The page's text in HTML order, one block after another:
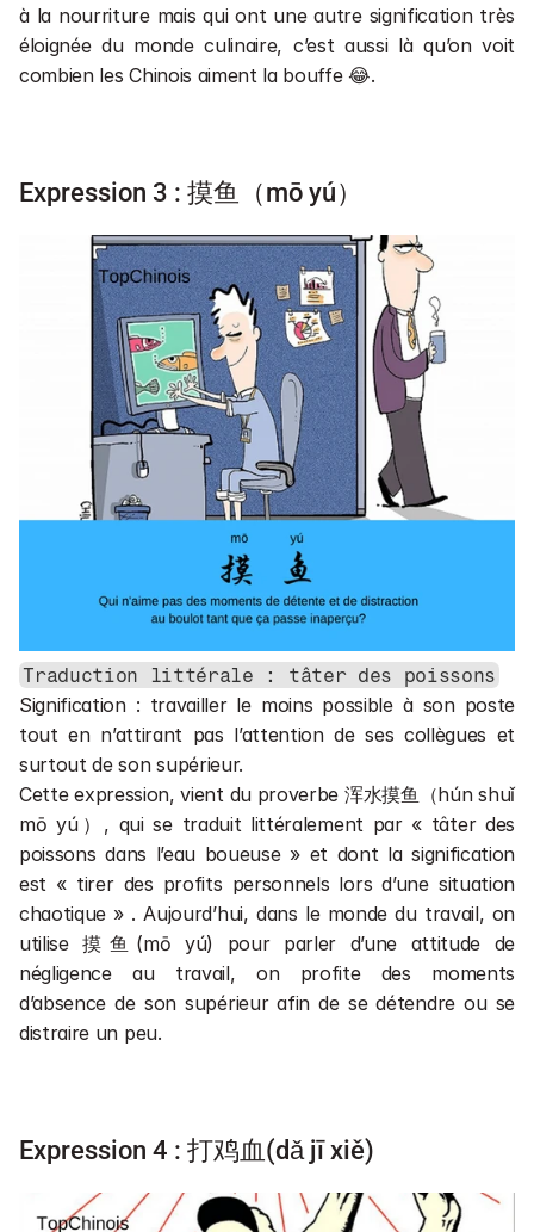
à la nourriture mais qui ont une autre signification très
éloignée du monde culinaire, c’est aussi là qu’on voit
combien les Chinois aiment la bouffe 😂.
Expression 3 : 摸鱼（mō yú）
Traduction littérale : tâter des poissons
Signification : travailler le moins possible à son poste
tout en n’attirant pas l’attention de ses collègues et
surtout de son supérieur.
Cette expression, vient du proverbe 浑水摸鱼（hún shuǐ
mō yú）, qui se traduit littéralement par « tâter des
poissons dans l’eau boueuse » et dont la signification
est « tirer des profits personnels lors d’une situation
chaotique » . Aujourd’hui, dans le monde du travail, on
utilise 摸鱼(mō yú) pour parler d’une attitude de
négligence au travail, on profite des moments
d’absence de son supérieur afin de se détendre ou se
distraire un peu.
Expression 4 : 打鸡血(dǎ jī xiě)